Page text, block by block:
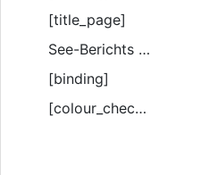
[title_page]
See-Berichts Ordnung.
[binding]
[colour_checker]